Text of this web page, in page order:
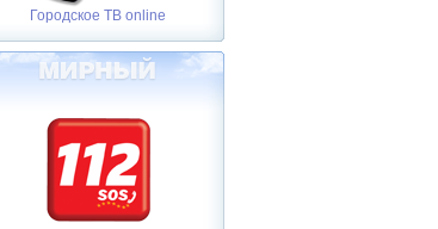
Городское ТВ online